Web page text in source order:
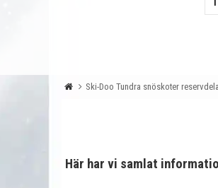
Ski-Doo Tundra snöskoter
Här har vi samlat